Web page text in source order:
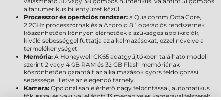
alfanumerikus billentyűzet közül.
Processzor és operációs rendszer: a Qualcomm Octa Core,
2.2GHz processzornak és a Android 8.1 operációs rendszernek
köszönhetően könnyen elérhetőek a szükséges applikációk,
kiváló sebességgel futtatja az alkalmazásokat, ezzel növelve a
termelékenységet!
Memória: A Honeywell CK65 adatgyűjtőkben található modell
szerint 2 vagy 4 GB RAM és 32 GB Flash memóriának
köszönhetően garantált az alkalmazások gyors feldolgozási
sebessége, illetve az elegendő tárhely.
Kamera: Opcionálisan elérhető nagy felbontással, automatikus
fókusszal és vakuval ellátott 13 megapixeles kamerával felszerelt